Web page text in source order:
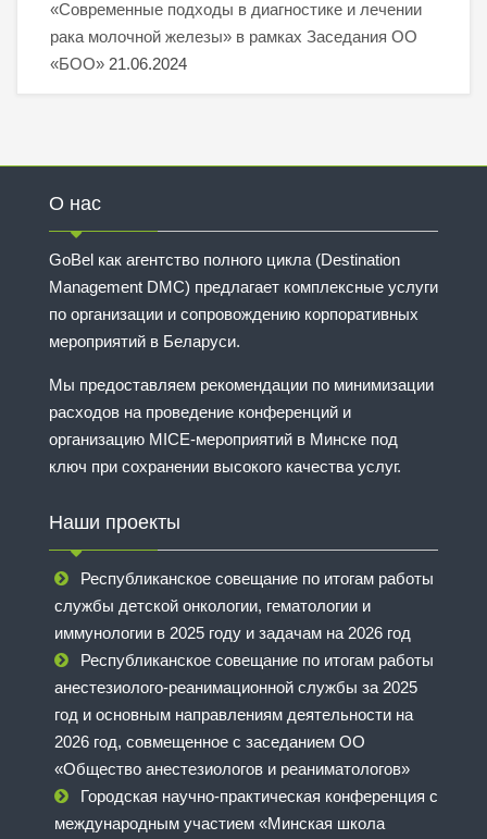
«Современные подходы в диагностике и лечении
рака молочной железы» в рамках Заседания ОО
«БОО» 21.06.2024
О нас
GoBel как агентство полного цикла (Destination
Management DMC) предлагает комплексные услуги
по организации и сопровождению корпоративных
мероприятий в Беларуси.
Мы предоставляем рекомендации по минимизации
расходов на проведение конференций и
организацию MICE-мероприятий в Минске под
ключ при сохранении высокого качества услуг.
Наши проекты
Республиканское совещание по итогам работы
службы детской онкологии, гематологии и
иммунологии в 2025 году и задачам на 2026 год
Республиканское совещание по итогам работы
анестезиолого-реанимационной службы за 2025
год и основным направлениям деятельности на
2026 год, совмещенное с заседанием ОО
«Общество анестезиологов и реаниматологов»
Городская научно-практическая конференция с
международным участием «Минская школа